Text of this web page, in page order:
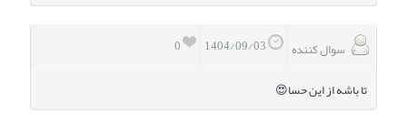
0
سوال کننده
تا باشه از این حسا😍